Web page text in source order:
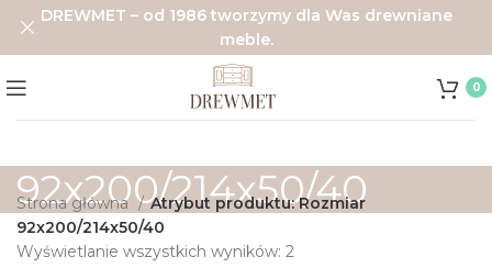
0
92x200/214x50/40
Strona główna
Atrybut produktu: Rozmiar
92x200/214x50/40
Wyświetlanie wszystkich wyników: 2
DREWMET – od 1986 tworzymy dla Was drewniane
meble.